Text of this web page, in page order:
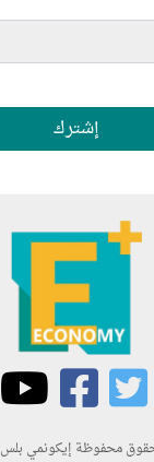
محفوظة إيكونمي بلس 2021 ©